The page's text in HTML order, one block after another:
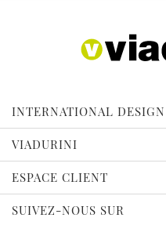
INTERNATIONAL
VIADURINI
ESPACE CLIENT
SUIVEZ-NOUS SUR